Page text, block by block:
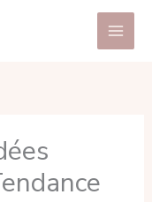
Main